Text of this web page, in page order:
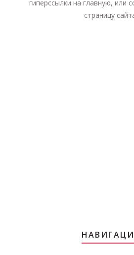
гиперссылки на главную, или
страницу